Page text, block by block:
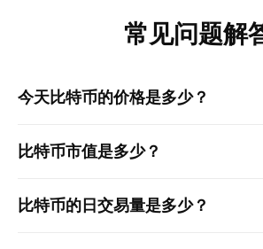
常见问题解
今天比特币的价格是多少？
比特币市值是多少？
比特币的日交易量是多少？